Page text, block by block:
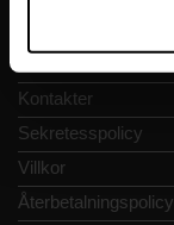
Kontakter
Sekretesspolicy
Villkor
Återbetalningspolicy